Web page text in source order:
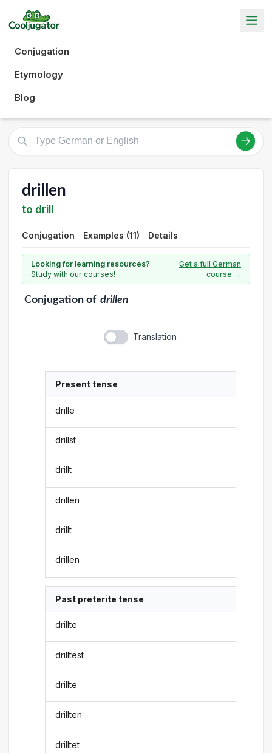
Conjugation
Etymology
Blog
drillen
to drill
Conjugation Examples (11) Details
Looking for learning resources?
Study with our courses!
Get a full German
course →
Conjugationof drillen
Translation
Present tense
drille
drillst
drillt
drillen
drillt
drillen
Past preterite tense
drillte
drilltest
drillte
drillten
drilltet